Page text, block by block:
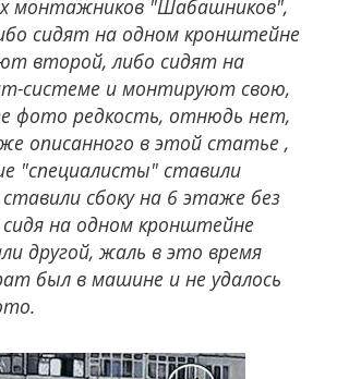
монтажников "Шабашников",
сидят на одном кронштейне
второй, либо сидят на
системе и монтируют свою,
фото редкость, отнюдь нет,
описанного в этой статье ,
"специалисты" ставили
сбоку на 6 этаже без
сидя на одном кронштейне
другой, жаль в это время
был в машине и не удалось